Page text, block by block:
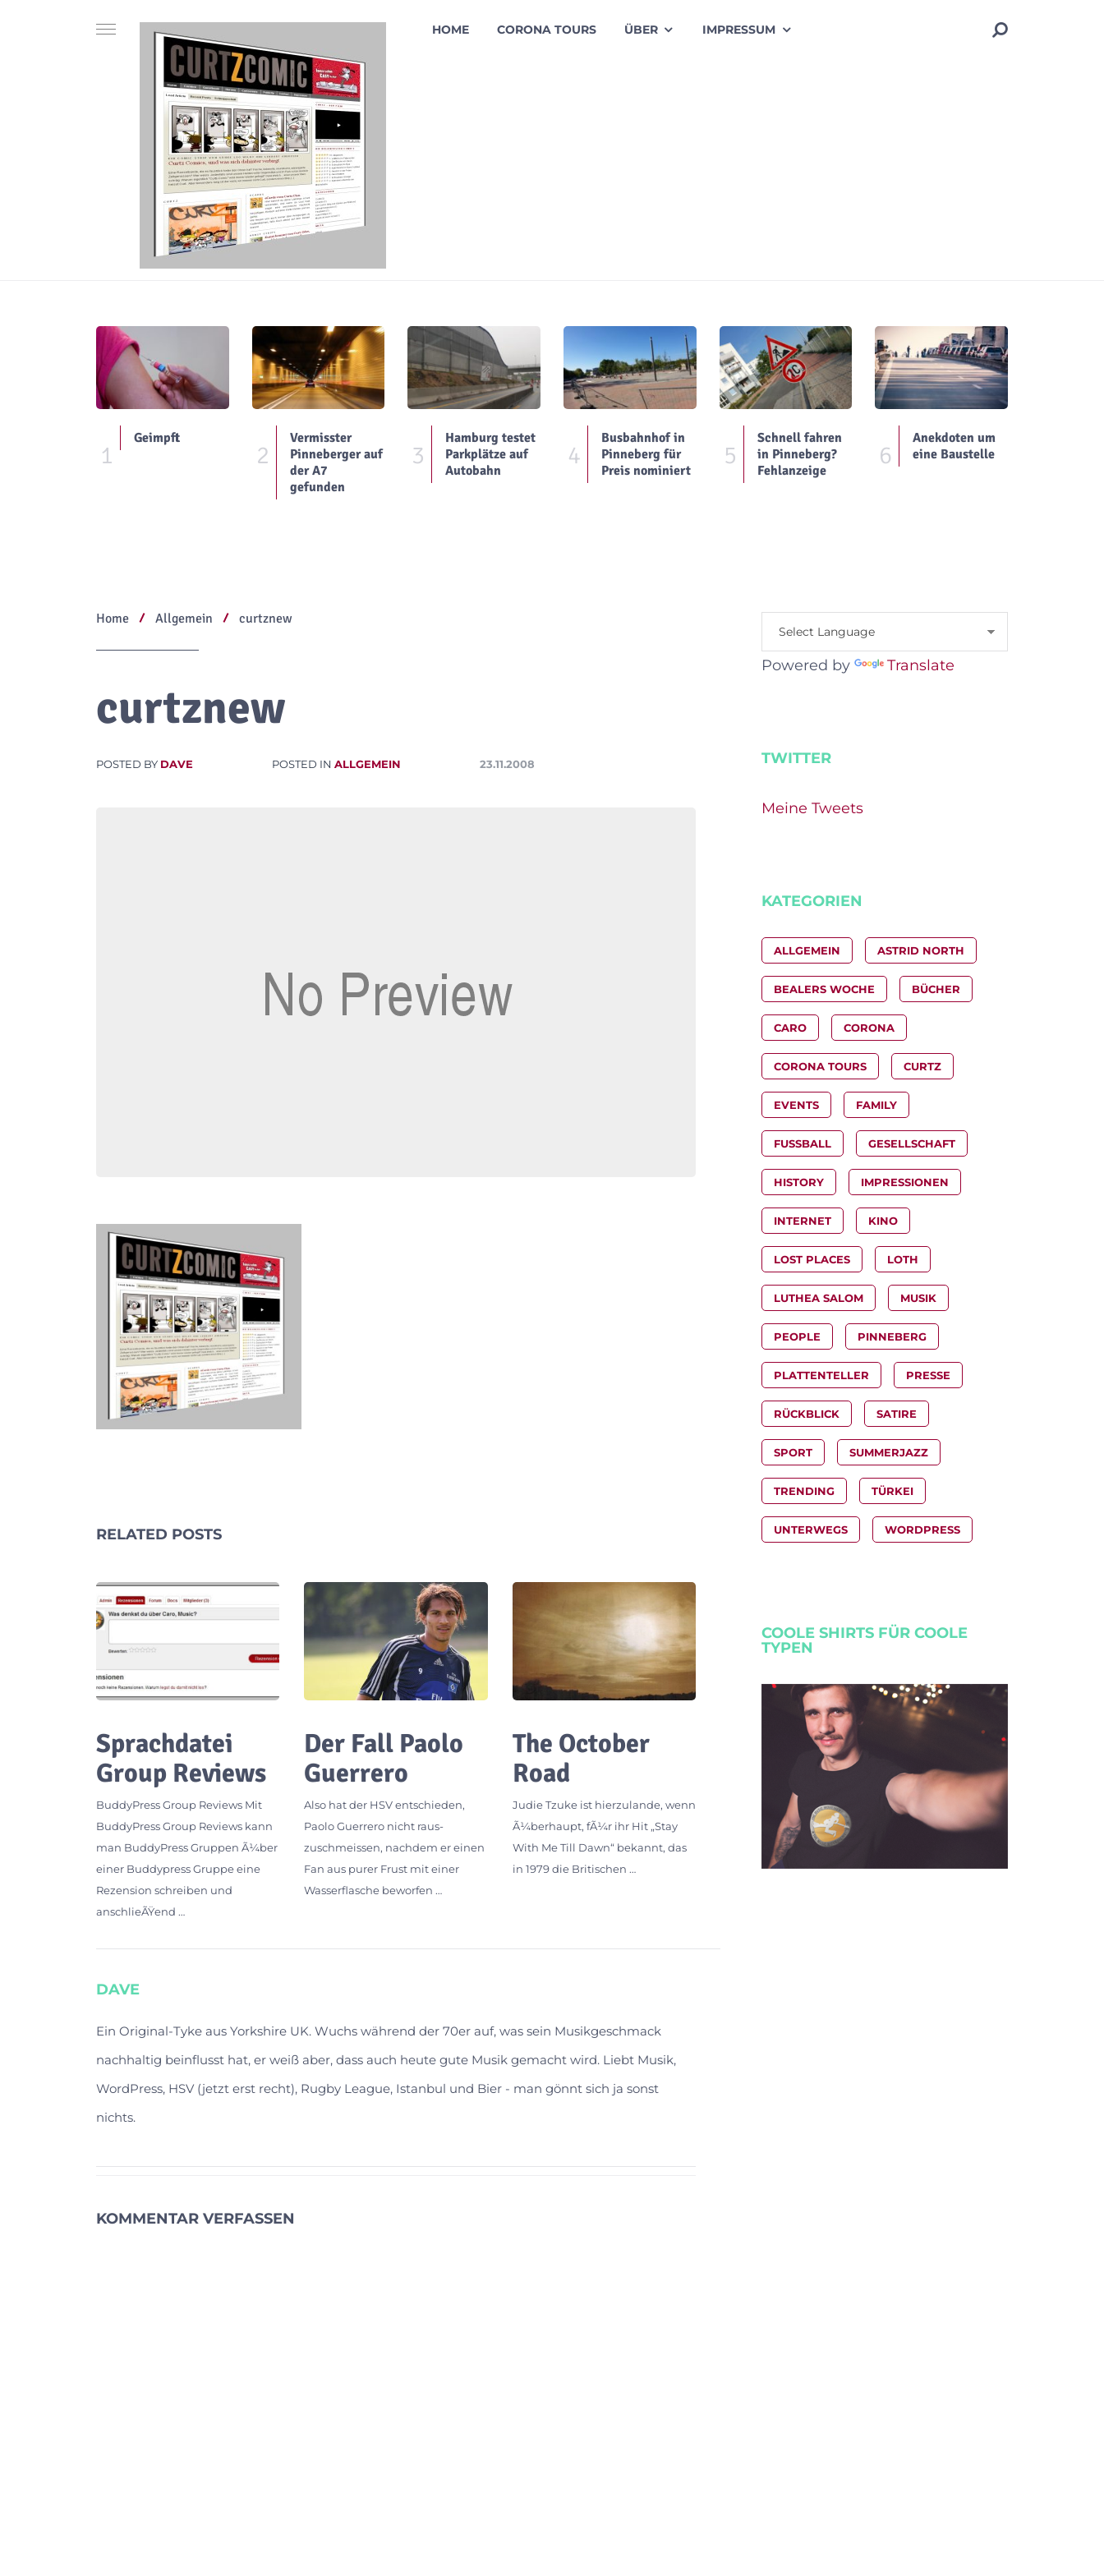
HOME CORONA TOURS ÜBER IMPRESSUM
1
Geimpft
2
Vermisster
Pinneberger auf
der A7
gefunden
3
Hamburg testet
Parkplätze auf
Autobahn
4
Busbahnhof in
Pinneberg für
Preis nominiert
5
Schnell fahren
in Pinneberg?
Fehlanzeige
6
Anekdoten um
eine Baustelle
Home Allgemein curtznew
curtznew
POSTED BY DAVE POSTED IN ALLGEMEIN 23.11.2008
RELATED POSTS
Sprachdatei
Group Reviews
BuddyPress Group Reviews Mit
BuddyPress Group Reviews kann
man BuddyPress Gruppen Ã¼ber
einer Buddypress Gruppe eine
Rezension schreiben und
anschlieÃŸend …
Der Fall Paolo
Guerrero
Also hat der HSV entschieden,
Paolo Guerrero nicht raus-
zuschmeissen, nachdem er einen
Fan aus purer Frust mit einer
Wasserflasche beworfen …
The October
Road
Judie Tzuke ist hierzulande, wenn
Ã¼berhaupt, fÃ¼r ihr Hit „Stay
With Me Till Dawn“ bekannt, das
in 1979 die Britischen …
DAVE
Ein Original-Tyke aus Yorkshire UK. Wuchs während der 70er auf, was sein Musikgeschmack
nachhaltig beinflusst hat, er weiß aber, dass auch heute gute Musik gemacht wird. Liebt Musik,
WordPress, HSV (jetzt erst recht), Rugby League, Istanbul und Bier - man gönnt sich ja sonst
nichts.
KOMMENTAR VERFASSEN
Powered by Translate
TWITTER
Meine Tweets
KATEGORIEN
ALLGEMEIN ASTRID NORTH
BEALERS WOCHE BÜCHER
CARO CORONA
CORONA TOURS CURTZ
EVENTS FAMILY
FUSSBALL GESELLSCHAFT
HISTORY IMPRESSIONEN
INTERNET KINO
LOST PLACES LOTH
LUTHEA SALOM MUSIK
PEOPLE PINNEBERG
PLATTENTELLER PRESSE
RÜCKBLICK SATIRE
SPORT SUMMERJAZZ
TRENDING TÜRKEI
UNTERWEGS WORDPRESS
COOLE SHIRTS FÜR COOLE
TYPEN